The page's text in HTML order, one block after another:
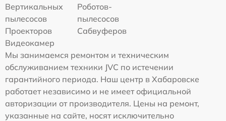
Вертикальных
пылесосов
Роботов-
пылесосов
Проекторов
Сабвуферов
Видеокамер
Мы занимаемся ремонтом и техническим
обслуживанием техники JVC по истечении
гарантийного периода. Наш центр в Хабаровске
работает независимо и не имеет официальной
авторизации от производителя. Цены на ремонт,
указанные на сайте, носят исключительно